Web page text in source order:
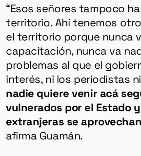
“Esos señores tampoco
territorio. Ahí tenemos
el territorio porque nunca
capacitación, nunca va
problemas al que el
interés, ni los periodistas
nadie quiere venir acá
vulnerados por el Estado
extranjeras se
afirma Guamán.